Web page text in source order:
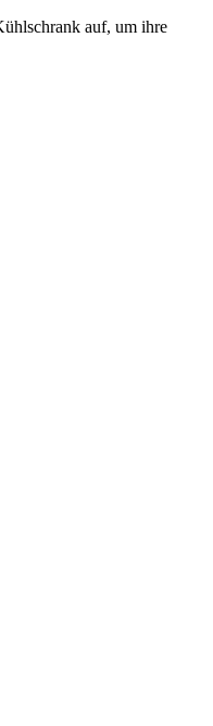
auf, um ihre